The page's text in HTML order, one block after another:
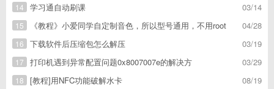
03/14
14
学习通自动刷课
04/28
15
《教程》小爱同学自定制音色，所以型号通用，不用root
03/19
16
下载软件后压缩包怎么解压
03/29
17
打印机遇到异常配置问题0x8007007e的解决方
08/19
18
[教程]用NFC功能破解水卡